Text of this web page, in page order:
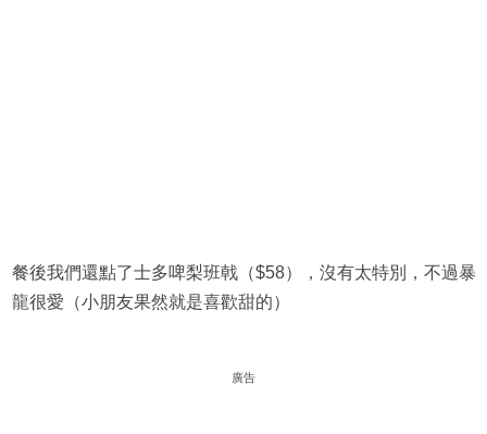
餐後我們還點了士多啤梨班戟（$58），沒有太特別，不過暴
龍很愛（小朋友果然就是喜歡甜的）
廣告